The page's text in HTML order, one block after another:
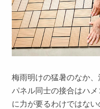
梅雨明けの猛暑のなか、
パネル同士の接合はハ
に力が要るわけではな